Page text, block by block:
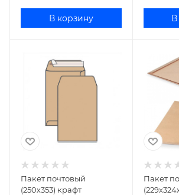
В корзину В
Пакет почтовый
(250х353) крафт
Пакет